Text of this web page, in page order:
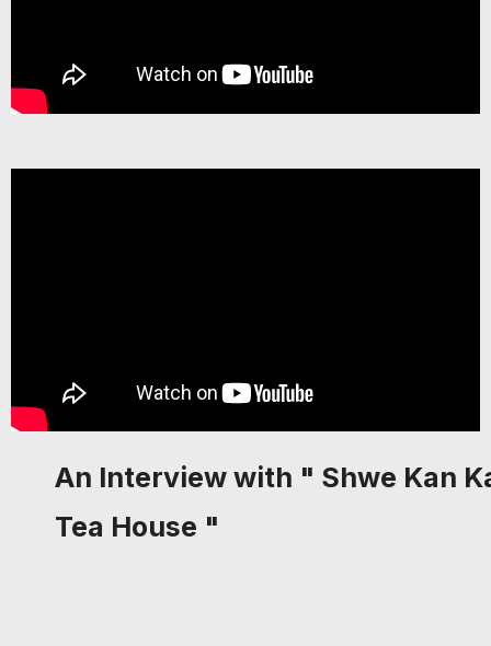
An Interview with " Shwe Kan
Tea House "